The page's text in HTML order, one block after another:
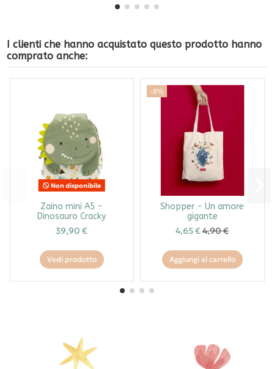
I clienti che hanno acquistato questo prodotto hanno
comprato anche:
Non disponibile
Zaino mini A5 -
Dinosauro Cracky
39,90 €
Vedi prodotto
-5%
Shopper - Un amore
gigante
4,65 €4,90 €
Aggiungi al carrello